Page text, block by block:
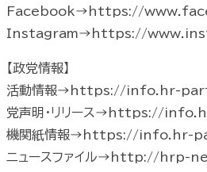
Facebook→https://
Instagram→https://
【政党情報】
活動情報→https://info.hr-
党声明・リリース→https://
機関紙情報→https://info.hr-
ニュースファイル→http://hrp-